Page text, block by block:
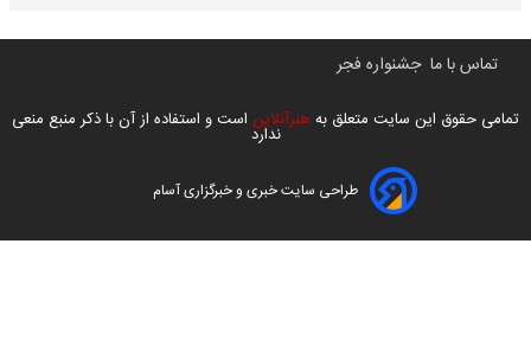
تماس با ما جشنواره فجر
تمامی حقوق این سایت متعلق به هنرآنلاین است و استفاده از آن با ذکر منبع منعی
ندارد
طراحی سایت خبری و خبرگزاری آسام